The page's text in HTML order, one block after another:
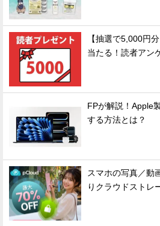
【抽選で5,000円
当たる！読者アン
FPが解説！Apple
する方法とは？
スマホの写真／動
りクラウドストレ